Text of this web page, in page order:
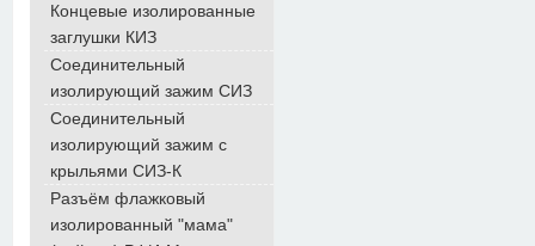
Концевые изолированные
заглушки КИЗ
Соединительный
изолирующий зажим СИЗ
Соединительный
изолирующий зажим с
крыльями СИЗ-К
Разъём флажковый
изолированный "мама"